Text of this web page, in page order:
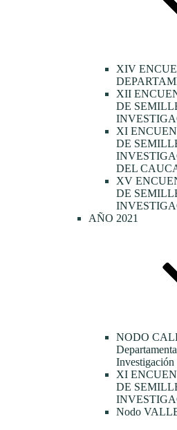
XIV
XII
DE
XI
DE
DEL
XV
DE
AÑO 2021
NODO
Investigación
XI
DE
Nodo